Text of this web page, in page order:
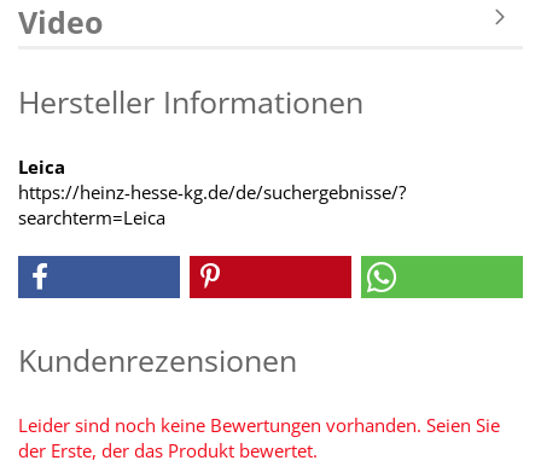
Video
Hersteller Informationen
Leica
https://heinz-hesse-kg.de/de/suchergebnisse/?
searchterm=Leica
Kundenrezensionen
Leider sind noch keine Bewertungen vorhanden. Seien Sie
der Erste, der das Produkt bewertet.